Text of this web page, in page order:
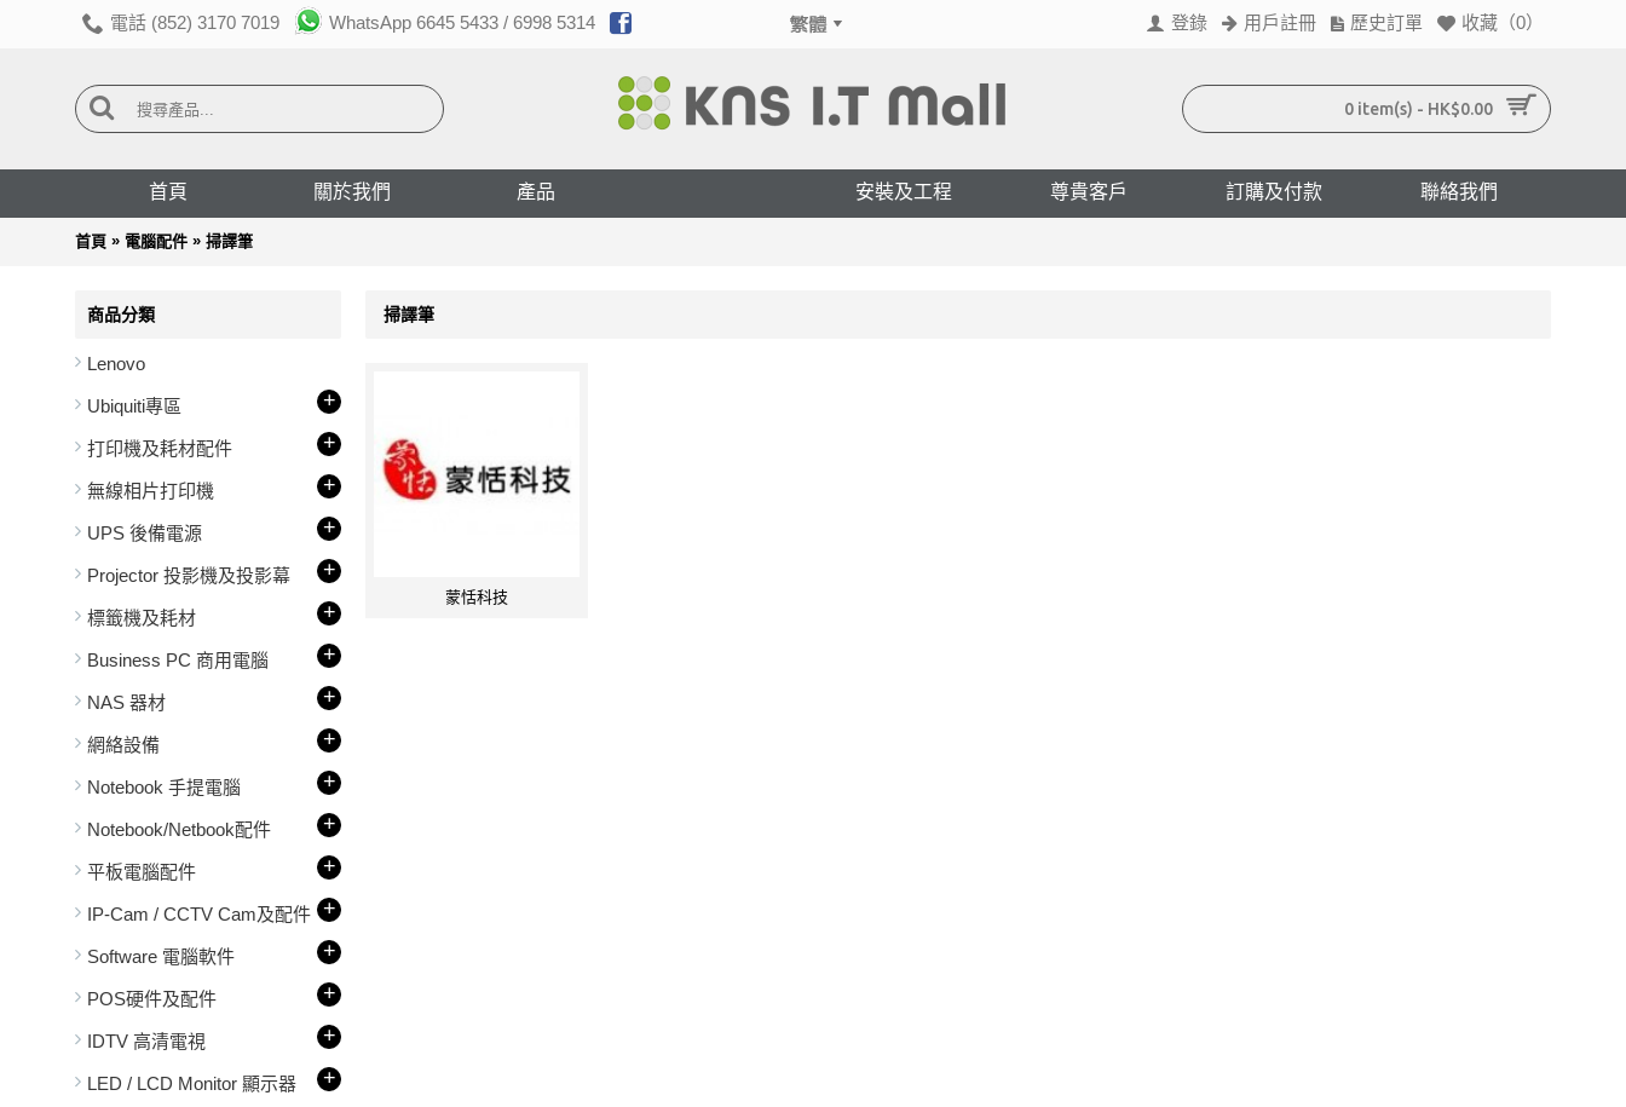
電話 (852) 3170 7019 WhatsApp 6645 5433 / 6998 5314 登錄 用戶註冊 歷史訂單 收藏（0）
0 item(s) - HK$0.00
首頁 關於我們 產品 安裝及工程 尊貴客戶 訂購及付款 聯絡我們
首頁 » 電腦配件 » 掃譯筆
商品分類
Lenovo
Ubiquiti專區 +
打印機及耗材配件 +
無線相片打印機 +
UPS 後備電源 +
Projector 投影機及投影幕 +
標籤機及耗材 +
Business PC 商用電腦 +
NAS 器材 +
網絡設備 +
Notebook 手提電腦 +
Notebook/Netbook配件 +
平板電腦配件 +
IP-Cam / CCTV Cam及配件 +
Software 電腦軟件 +
POS硬件及配件 +
IDTV 高清電視 +
LED / LCD Monitor 顯示器 +
掃譯筆
蒙恬科技